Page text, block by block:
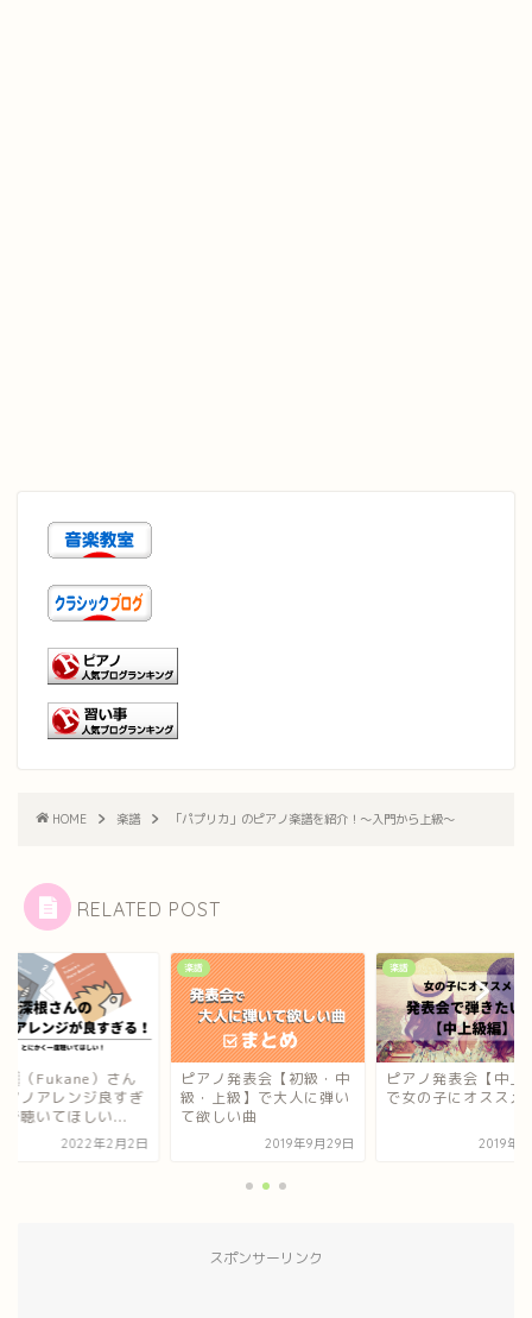
HOME 楽譜 「パプリカ」のピアノ楽譜を紹介！〜入門から上級〜
RELATED POST
（Fukane）さん
アノアレンジ良すぎ
で聴いてほしい...
2022年2月2日
楽譜
ピアノ発表会【初級・中
級・上級】で大人に弾い
て欲しい曲
2019年9月29日
楽譜
ピアノ発表会【中上
で女の子にオススメ
2019年9
スポンサーリンク